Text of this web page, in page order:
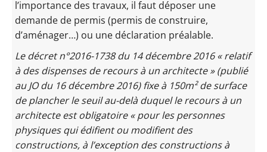
l’importance des travaux, il faut déposer une
demande de permis (permis de construire,
d’aménager…) ou une déclaration préalable.
Le décret n°2016-1738 du 14 décembre 2016 « relatif
à des dispenses de recours à un architecte » (publié
au JO du 16 décembre 2016) fixe à 150m² de surface
de plancher le seuil au-delà duquel le recours à un
architecte est obligatoire « pour les personnes
physiques qui édifient ou modifient des
constructions, à l’exception des constructions à